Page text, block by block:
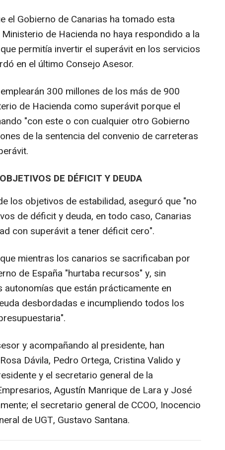
el Gobierno de Canarias ha tomado esta
de Hacienda no haya respondido a la
permitía invertir el superávit en los servicios
en el último Consejo Asesor.
300 millones de los más de 900
de Hacienda como superávit porque el
"con este o con cualquier otro Gobierno
de la sentencia del convenio de carreteras
DE DÉFICIT Y DEUDA
los objetivos de estabilidad, aseguró que "no
de déficit y deuda, en todo caso, Canarias
con superávit a tener déficit cero".
mientras los canarios se sacrificaban por
de España "hurtaba recursos" y, sin
autonomías que están prácticamente en
desbordadas e incumpliendo todos los
y acompañando al presidente, han
Dávila, Pedro Ortega, Cristina Valido y
y el secretario general de la
Agustín Manrique de Lara y José
el secretario general de CCOO, Inocencio
de UGT, Gustavo Santana.